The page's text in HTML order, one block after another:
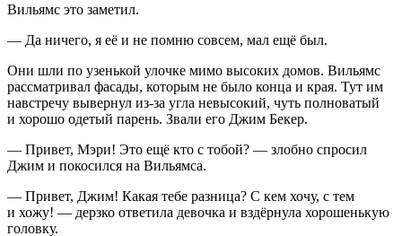
Вильямс это заметил.
— Да ничего, я её и не помню совсем, мал ещё был.
Они шли по узенькой улочке мимо высоких домов. Вильямс
рассматривал фасады, которым не было конца и края. Тут им
навстречу вывернул из-за угла невысокий, чуть полноватый
и хорошо одетый парень. Звали его Джим Бекер.
— Привет, Мэри! Это ещё кто с тобой? — злобно спросил
Джим и покосился на Вильямса.
— Привет, Джим! Какая тебе разница? С кем хочу, с тем
и хожу! — дерзко ответила девочка и вздёрнула хорошенькую
головку.